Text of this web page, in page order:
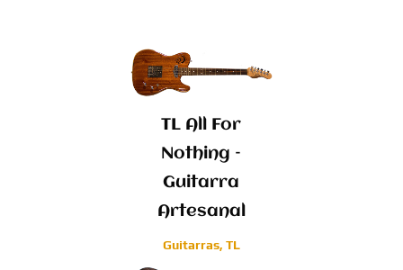
TL All For
Nothing –
Guitarra
Artesanal
Guitarras, TL